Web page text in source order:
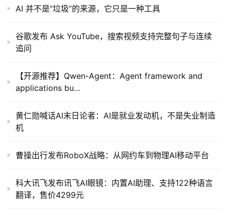
AI 并不是“垃圾”的来源，它只是一种工具
谷歌发布 Ask YouTube，搜索视频支持完整句子与连续
追问
【开源推荐】Qwen-Agent：Agent framework and
applications bu…
黄仁勋喊话AI末日论者：AI是就业发动机，不是失业制造
机
曹操出行发布RoboX战略：从网约车到物理AI移动平台
科大讯飞发布讯飞AI眼镜：内置AI助理、支持122种语言
翻译，售价4299元